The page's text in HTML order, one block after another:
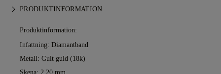
PRODUKTINFORMATION
Produktinformation:
Infattning: Diamantband
Metall: Gult guld (18k)
Skena: 2.20 mm